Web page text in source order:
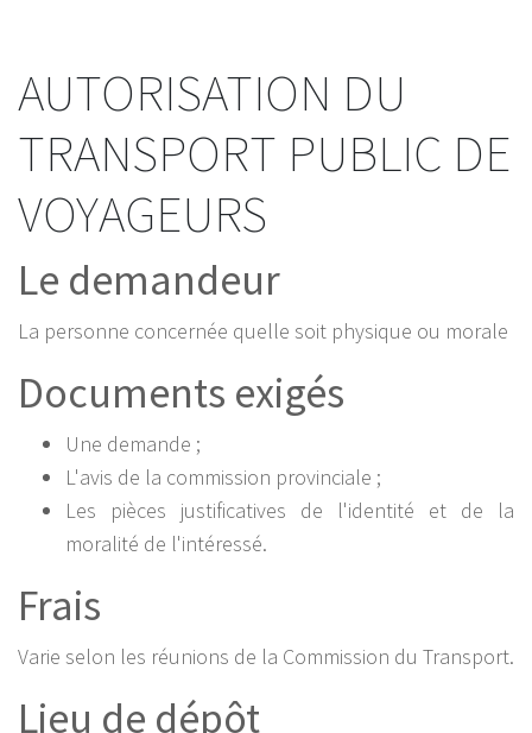
AUTORISATION DU
TRANSPORT PUBLIC DE
VOYAGEURS
Le demandeur
La personne concernée quelle soit physique ou morale
Documents exigés
Une demande ;
L'avis de la commission provinciale ;
Les pièces justificatives de l'identité et de la
moralité de l'intéressé.
Frais
Varie selon les réunions de la Commission du Transport.
Lieu de dépôt